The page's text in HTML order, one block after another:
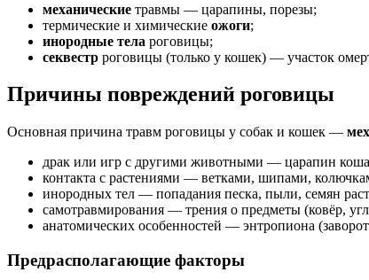
механические травмы — царапины, порезы;
термические и химические ожоги;
инородные тела роговицы;
секвестр роговицы (только у кошек) — участок
Причины повреждений роговицы
Основная причина травм роговицы у собак и кошек —
драк или игр с другими животными — царапин
контакта с растениями — ветками, шипами,
инородных тел — попадания песка, пыли, семян
самотравмирования — трения о предметы (ковёр,
анатомических особенностей — энтропиона
Предрасполагающие факторы